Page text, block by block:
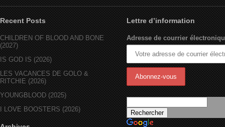
Recent Posts
CHILDREN OF BLOOD AND BONE
(2027)
IS GOD IS (2026)
LES VACANCES DE GOLO &
RITCHIE (2026)
YOUNGBLOOD (2025)
I LOVE BOOSTERS (2026)
Lettre d’information
Adresse de courrier